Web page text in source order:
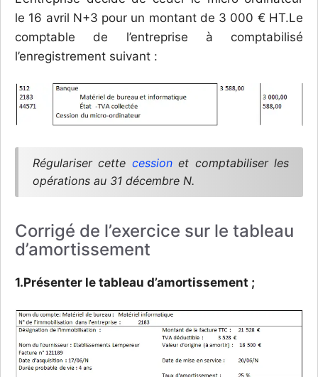
le 16 avril N+3 pour un montant de 3 000 € HT.Le
comptable de l’entreprise à comptabilisé
l’enregistrement suivant :
Régulariser cette cessionet comptabiliser les
opérations au 31 décembre N.
Corrigé de l’exercice sur le tableau
d’amortissement
1.Présenter le tableau d’amortissement ;